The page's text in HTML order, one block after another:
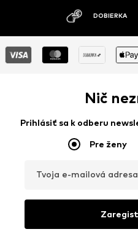
DOBIERKA
Nič
Prihlásiť sa k odberu
Pre ženy
Tvoja e-mailová adresa